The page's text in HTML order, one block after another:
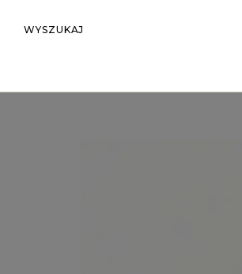
WYSZUKAJ